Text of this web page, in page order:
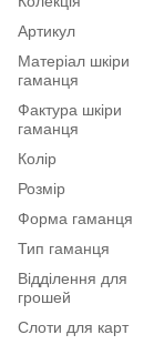
Артикул
Матеріал шкіри
гаманця
Фактура шкіри
гаманця
Колір
Розмір
Форма гаманця
Тип гаманця
Відділення для
грошей
Слоти для карт